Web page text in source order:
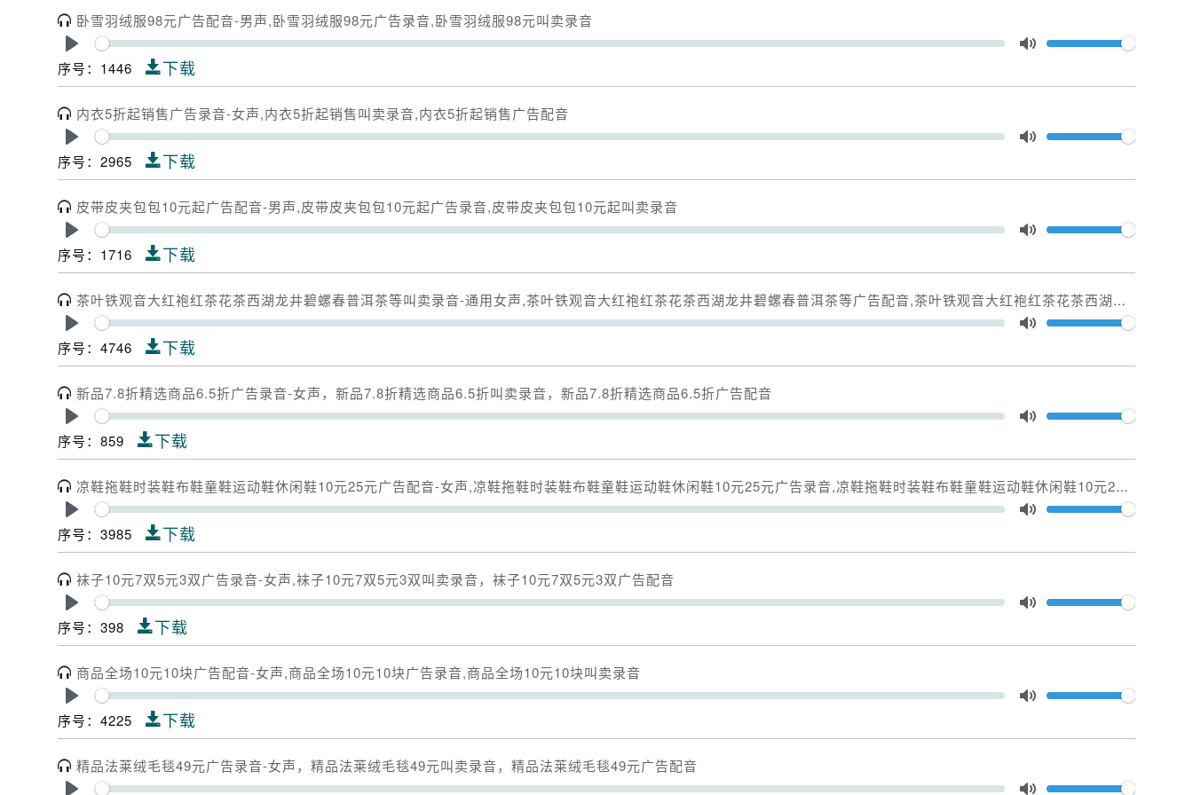
卧雪羽绒服98元广告配音-男声,卧雪羽绒服98元广告录音,卧雪羽绒服98元叫卖录音
Seek Volume
序号：1446 下载
内衣5折起销售广告录音-女声,内衣5折起销售叫卖录音,内衣5折起销售广告配音
Seek Volume
序号：2965 下载
皮带皮夹包包10元起广告配音-男声,皮带皮夹包包10元起广告录音,皮带皮夹包包10元起叫卖录音
Seek Volume
序号：1716 下载
茶叶铁观音大红袍红茶花茶西湖龙井碧螺春普洱茶等叫卖录音-通用女声,茶叶铁观音大红袍红茶花茶西湖龙井碧螺春普洱茶等广告配音,茶叶铁观音大红袍红茶花茶西湖龙井碧螺春普洱茶等广告录音
Seek Volume
序号：4746 下载
新品7.8折精选商品6.5折广告录音-女声，新品7.8折精选商品6.5折叫卖录音，新品7.8折精选商品6.5折广告配音
Seek Volume
序号：859 下载
凉鞋拖鞋时装鞋布鞋童鞋运动鞋休闲鞋10元25元广告配音-女声,凉鞋拖鞋时装鞋布鞋童鞋运动鞋休闲鞋10元25元广告录音,凉鞋拖鞋时装鞋布鞋童鞋运动鞋休闲鞋10元25元叫卖录音
Seek Volume
序号：3985 下载
袜子10元7双5元3双广告录音-女声,袜子10元7双5元3双叫卖录音，袜子10元7双5元3双广告配音
Seek Volume
序号：398 下载
商品全场10元10块广告配音-女声,商品全场10元10块广告录音,商品全场10元10块叫卖录音
Seek Volume
序号：4225 下载
精品法莱绒毛毯49元广告录音-女声，精品法莱绒毛毯49元叫卖录音，精品法莱绒毛毯49元广告配音
Seek Volume